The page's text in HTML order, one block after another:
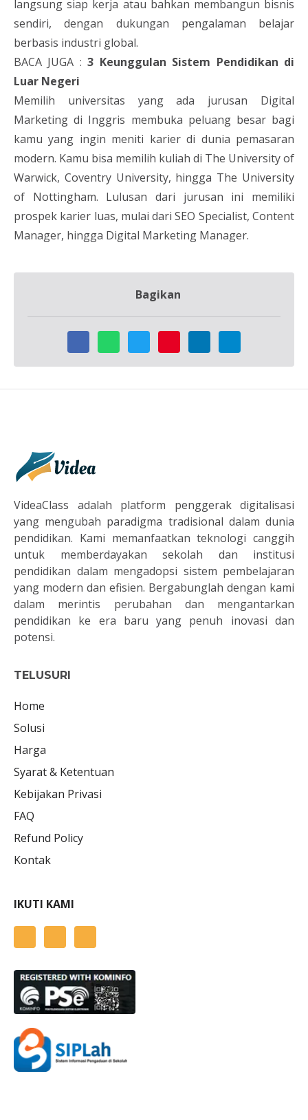
langsung siap kerja atau bahkan membangun bisnis
sendiri, dengan dukungan pengalaman belajar
berbasis industri global.
BACA JUGA :3 Keunggulan Sistem Pendidikan di
Luar Negeri
Memilih universitas yang ada jurusan Digital
Marketing di Inggris membuka peluang besar bagi
kamu yang ingin meniti karier di dunia pemasaran
modern. Kamu bisa memilih kuliah di The University of
Warwick, Coventry University, hingga The University
of Nottingham. Lulusan dari jurusan ini memiliki
prospek karier luas, mulai dari SEO Specialist, Content
Manager, hingga Digital Marketing Manager.
Bagikan
VideaClass adalah platform penggerak digitalisasi
yang mengubah paradigma tradisional dalam dunia
pendidikan. Kami memanfaatkan teknologi canggih
untuk memberdayakan sekolah dan institusi
pendidikan dalam mengadopsi sistem pembelajaran
yang modern dan efisien. Bergabunglah dengan kami
dalam merintis perubahan dan mengantarkan
pendidikan ke era baru yang penuh inovasi dan
potensi.
TELUSURI
Home
Solusi
Harga
Syarat & Ketentuan
Kebijakan Privasi
FAQ
Refund Policy
Kontak
IKUTI KAMI